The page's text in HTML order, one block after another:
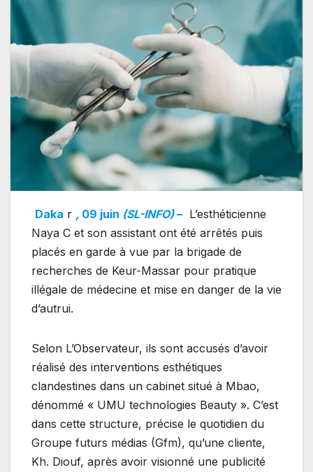
Daka r , 09 juin (SL-INFO)– L’esthéticienne
Naya C et son assistant ont été arrêtés puis
placés en garde à vue par la brigade de
recherches de Keur-Massar pour pratique
illégale de médecine et mise en danger de la vie
d’autrui.
Selon L’Observateur, ils sont accusés d’avoir
réalisé des interventions esthétiques
clandestines dans un cabinet situé à Mbao,
dénommé « UMU technologies Beauty ». C’est
dans cette structure, précise le quotidien du
Groupe futurs médias (Gfm), qu’une cliente,
Kh. Diouf, après avoir visionné une publicité